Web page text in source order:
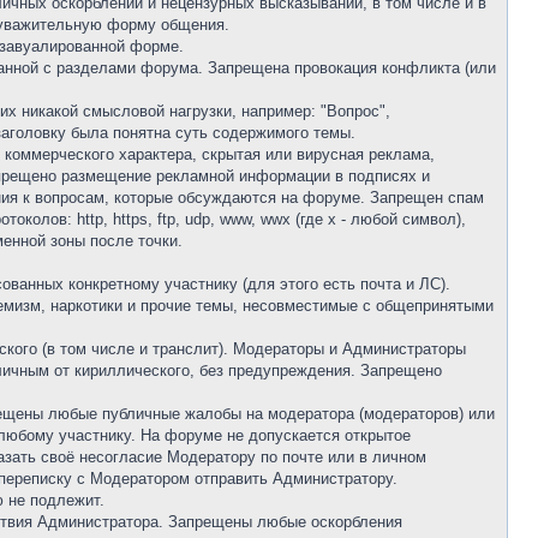
форму общения.
форме.
с разделами форума. Запрещена провокация конфликта (или
никакой смысловой нагрузки, например: "Вопрос",
была понятна суть содержимого темы.
характера, скрытая или вирусная реклама,
размещение рекламной информации в подписях и
к вопросам, которые обсуждаются на форуме. Запрещен спам
http, https, ftp, udp, www, wwx (где х - любой символ),
зоны после точки.
конкретному участнику (для этого есть почта и ЛС).
наркотики и прочие темы, несовместимые с общепринятыми
(в том числе и транслит). Модераторы и Администраторы
от кириллического, без предупреждения. Запрещено
любые публичные жалобы на модератора (модераторов) или
участнику. На форуме не допускается открытое
своё несогласие Модератору по почте или в личном
с Модератором отправить Администратору.
не подлежит.
Администратора. Запрещены любые оскорбления